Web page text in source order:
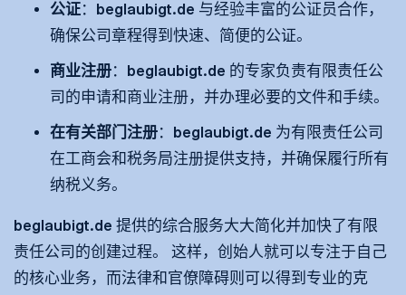
公证：beglaubigt.de 与经验丰富的公证员合作，
确保公司章程得到快速、简便的公证。
商业注册：beglaubigt.de 的专家负责有限责任公
司的申请和商业注册，并办理必要的文件和手续。
在有关部门注册：beglaubigt.de 为有限责任公司
在工商会和税务局注册提供支持，并确保履行所有
纳税义务。
beglaubigt.de 提供的综合服务大大简化并加快了有限
责任公司的创建过程。 这样，创始人就可以专注于自己
的核心业务，而法律和官僚障碍则可以得到专业的克